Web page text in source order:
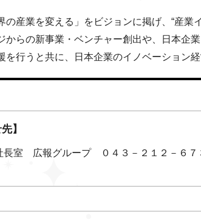
の産業を変える」をビジョンに掲げ、“産
からの新事業・ベンチャー創出や、日本企
を行うと共に、日本企業のイノベーション
】
室 広報グループ ０４３－２１２－６７